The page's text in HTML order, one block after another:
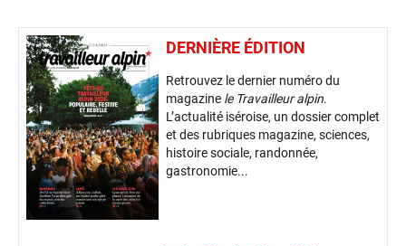
DERNIÈRE ÉDITION
Retrouvez le dernier numéro du
magazine le Travailleur alpin.
L’actualité iséroise, un dossier complet
et des rubriques magazine, sciences,
histoire sociale, randonnée,
gastronomie...